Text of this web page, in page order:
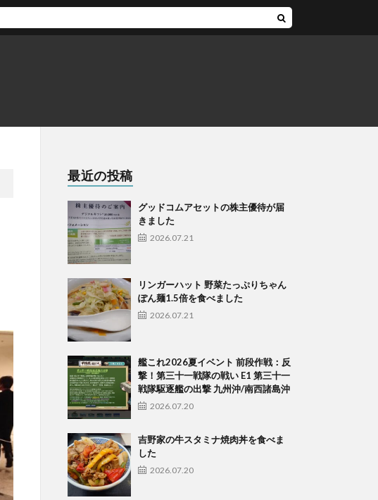
最近の投稿
グッドコムアセットの株主優待が届
きました
2026.07.21
リンガーハット 野菜たっぷりちゃん
ぽん麺1.5倍を食べました
2026.07.21
艦これ2026夏イベント 前段作戦：反
撃！第三十一戦隊の戦い E1 第三十一
戦隊駆逐艦の出撃 九州沖/南西諸島沖
2026.07.20
吉野家の牛スタミナ焼肉丼を食べま
した
2026.07.20